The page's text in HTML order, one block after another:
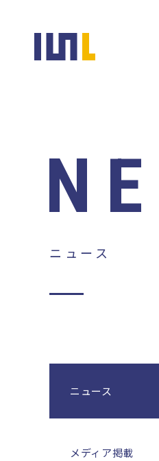
NE
ニュース
ニュース
メディア掲載